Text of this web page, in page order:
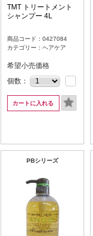
TMT トリートメント
シャンプー 4L
商品コード：0427084
カテゴリー：ヘアケア
希望小売価格
個数：
カートに入れる
PBシリーズ